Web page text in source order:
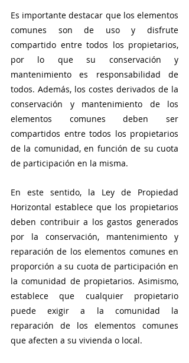
Es importante destacar que los elementos
comunes son de uso y disfrute
compartido entre todos los propietarios,
por lo que su conservación y
mantenimiento es responsabilidad de
todos. Además, los costes derivados de la
conservación y mantenimiento de los
elementos comunes deben ser
compartidos entre todos los propietarios
de la comunidad, en función de su cuota
de participación en la misma.
En este sentido, la Ley de Propiedad
Horizontal establece que los propietarios
deben contribuir a los gastos generados
por la conservación, mantenimiento y
reparación de los elementos comunes en
proporción a su cuota de participación en
la comunidad de propietarios. Asimismo,
establece que cualquier propietario
puede exigir a la comunidad la
reparación de los elementos comunes
que afecten a su vivienda o local.